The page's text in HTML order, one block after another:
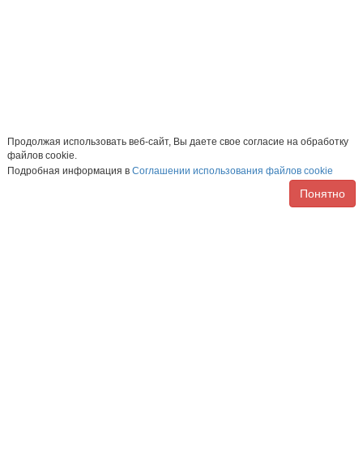
Продолжая использовать веб-сайт, Вы даете свое согласие на обработку
файлов cookie.
Подробная информация вСоглашении использования файлов cookie
Понятно